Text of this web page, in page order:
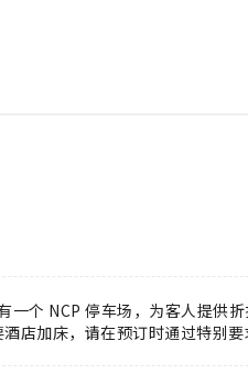
个 NCP 停车场，为客人提供
店加床，请在预订时通过特别要